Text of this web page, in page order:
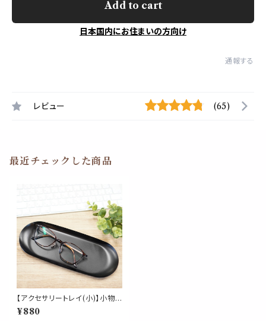
Add to cart
日本国内にお住まいの方向け
通報する
レビュー (65)
最近チェックした商品
【アクセサリートレイ(小)】小物
入れ ブラック ステンレス トレー
腕時計 アンティーク おしゃれ
¥880